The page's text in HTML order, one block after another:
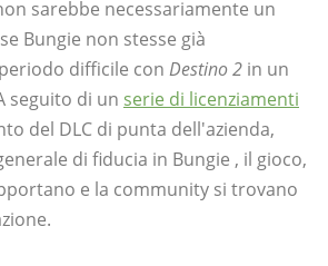
sarebbe necessariamente un
Bungie non stesse già
difficile con Destino 2 in un
seguito di un serie di licenziamenti
del DLC di punta dell'azienda,
di fiducia in Bungie , il gioco,
e la community si trovano